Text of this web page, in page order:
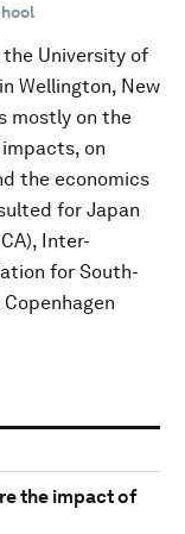
the University of
Wellington, New
mostly on the
on
the economics
for Japan
Inter-
for South-
the impact of